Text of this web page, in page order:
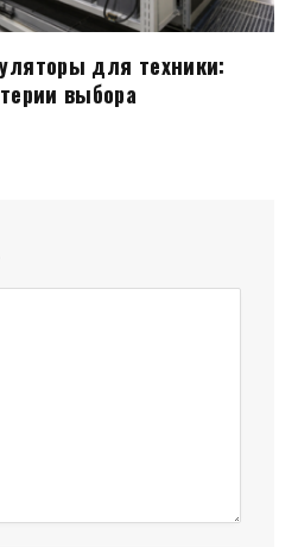
для техники:
выбора